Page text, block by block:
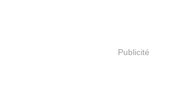
Publicité